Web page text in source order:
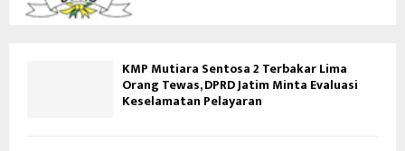
KMP Mutiara Sentosa 2 Terbakar Lima
Orang Tewas, DPRD Jatim Minta Evaluasi
Keselamatan Pelayaran